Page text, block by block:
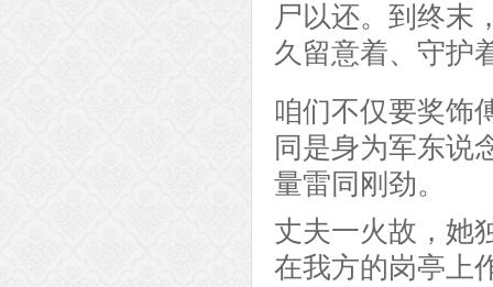
尸以还。到终末
久留意着、守护
咱们不仅要奖饰
同是身为军东说
量雷同刚劲。
丈夫一火故，她
在我方的岗亭上